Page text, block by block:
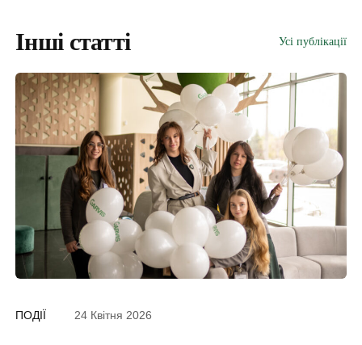
Інші статті Усі публікації
ПОДІЇ 24 Квітня 2026
електронні направлення
«доступні ліки»
ПІДПИСАТИ ДЕКЛАРАЦІЮ ОНЛАЙН